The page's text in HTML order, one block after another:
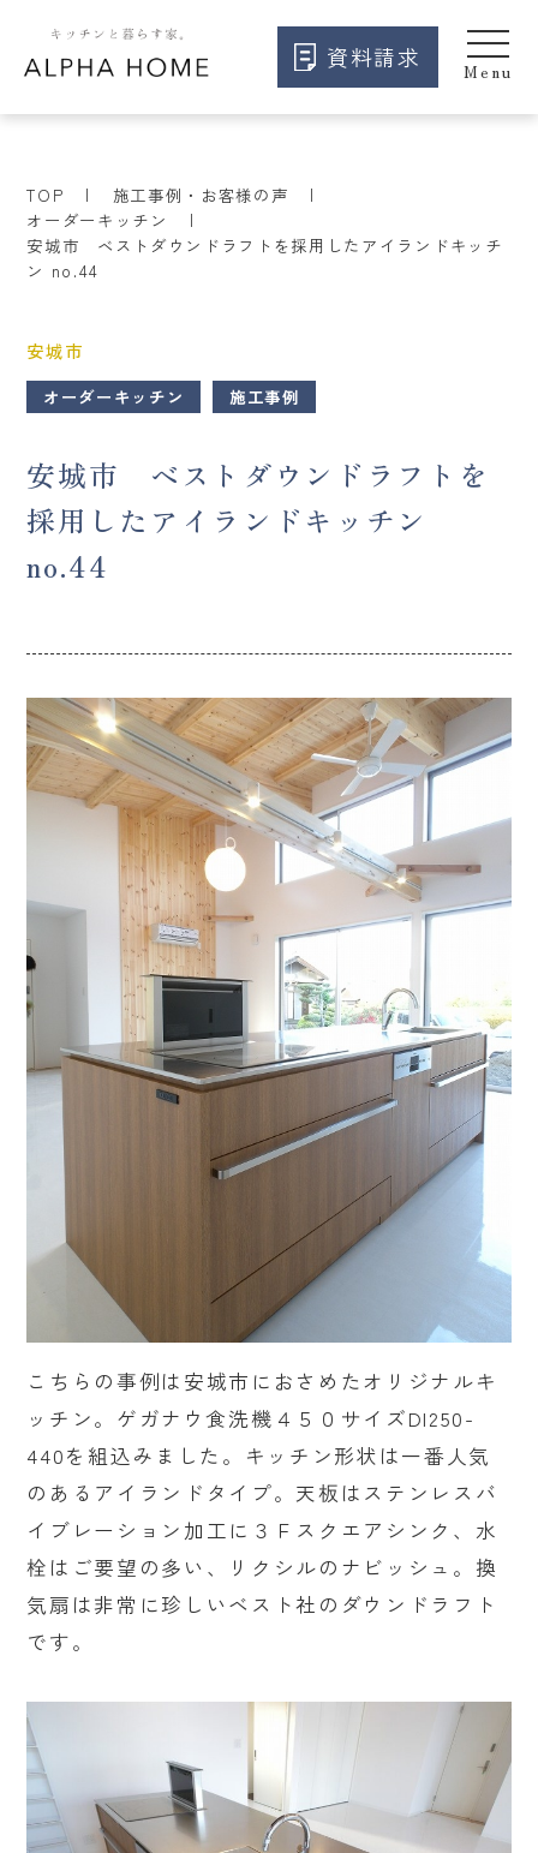
資料請求
TOP
施工事例・お客様の声
オーダーキッチン
安城市 ベストダウンドラフトを採用したアイランドキッチ
ン no.44
安城市
オーダーキッチン 施工事例
安城市 ベストダウンドラフトを
採用したアイランドキッチン
no.44
こちらの事例は安城市におさめたオリジナルキ
ッチン。ゲガナウ食洗機４５０サイズDI250-
440を組込みました。キッチン形状は一番人気
のあるアイランドタイプ。天板はステンレスバ
イブレーション加工に３Ｆスクエアシンク、水
栓はご要望の多い、リクシルのナビッシュ。換
気扇は非常に珍しいベスト社のダウンドラフト
です。